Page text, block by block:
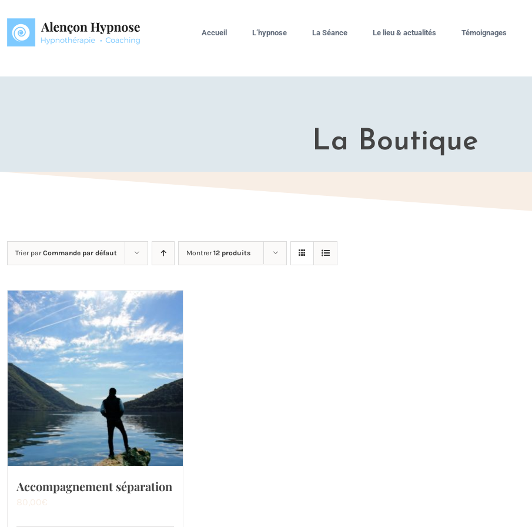
au
contenu
Accueil L’hypnose La Séance Le lieu & actualités Témoignages
La Boutique
Trier parCommande par défaut Montrer12 produits
Accompagnement séparation
80,00€